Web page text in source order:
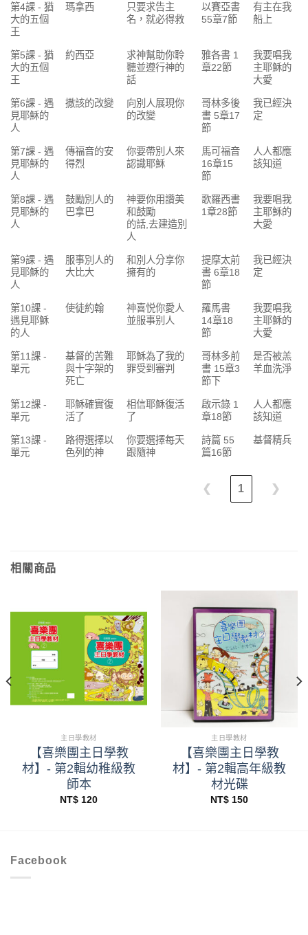
第4課 - 猶
大的五個
王
瑪拿西
只要求告主
名，就必得救
以賽亞書
55章7節
有主在我
船上
第5課 - 猶
大的五個
王
約西亞
求神幫助你聆
聽並遵行神的
話
雅各書 1
章22節
我要唱我
主耶穌的
大愛
第6課 - 遇
見耶穌的
人
撒該的改變
向別人展現你
的改變
哥林多後
書 5章17
節
我已經決
定
第7課 - 遇
見耶穌的
人
傳福音的安
得烈
你要帶別人來
認識耶穌
馬可福音
16章15
節
人人都應
該知道
第8課 - 遇
見耶穌的
人
鼓勵別人的
巴拿巴
神要你用讚美
和鼓勵
的話,去建造別
人
歌羅西書
1章28節
我要唱我
主耶穌的
大愛
第9課 - 遇
見耶穌的
人
服事別人的
大比大
和別人分享你
擁有的
提摩太前
書 6章18
節
我已經決
定
第10課 -
遇見耶穌
的人
使徒約翰
神喜悦你愛人
並服事别人
羅馬書
14章18
節
我要唱我
主耶穌的
大愛
第11課 -
單元
基督的苦難
與十字架的
死亡
耶穌為了我的
罪受到審判
哥林多前
書 15章3
節下
是否被羔
羊血洗淨
第12課 -
單元
耶穌確實復
活了
相信耶穌復活
了
啟示錄 1
章18節
人人都應
該知道
第13課 -
單元
路得選擇以
色列的神
你要選擇每天
跟隨神
詩篇 55
篇16節
基督精兵
❮ 1 ❯
相關商品
主日學教材
【喜樂團主日學教
材】- 第2輯幼稚級教
師本
NT$ 120
主日學教材
【喜樂團主日學教
材】- 第2輯高年級教
材光碟
NT$ 150
Facebook